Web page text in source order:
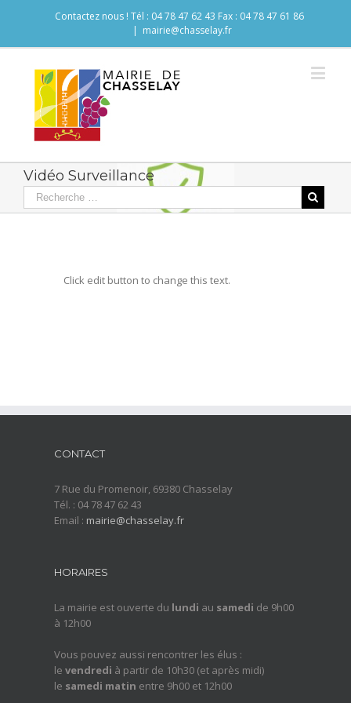
Contactez nous ! Tél : 04 78 47 62 43 Fax : 04 78 47 61 86
| mairie@chasselay.fr
Vidéo Surveillance
Click edit button to change this text.
CONTACT
7 Rue du Promenoir, 69380 Chasselay
Tél. : 04 78 47 62 43
Email : mairie@chasselay.fr
HORAIRES
La mairie est ouverte du lundi au samedi de 9h00
à 12h00
Vous pouvez aussi rencontrer les élus :
le vendredi à partir de 10h30 (et après midi)
le samedi matin entre 9h00 et 12h00